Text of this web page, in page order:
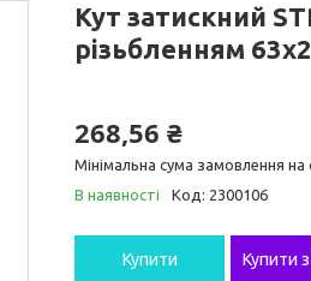
Кут затискний
різьбленням
268,56 ₴
Мінімальна сума замовлення на
В наявності
Код: 2300106
Купити Купити з